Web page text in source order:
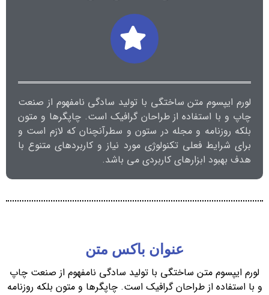
لورم ایپسوم متن ساختگی با تولید سادگی نامفهوم از صنعت
چاپ و با استفاده از طراحان گرافیک است. چاپگرها و متون
بلکه روزنامه و مجله در ستون و سطرآنچنان که لازم است و
برای شرایط فعلی تکنولوژی مورد نیاز و کاربردهای متنوع با
هدف بهبود ابزارهای کاربردی می باشد.
عنوان باکس متن
لورم ایپسوم متن ساختگی با تولید سادگی نامفهوم از صنعت چاپ
و با استفاده از طراحان گرافیک است. چاپگرها و متون بلکه روزنامه